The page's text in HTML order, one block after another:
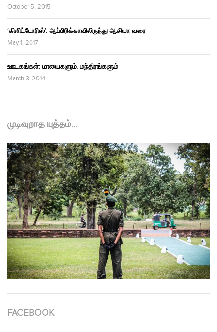
October 5, 2015
‘கிளிட்டோரிஸ்’: ஆப்பிரிக்காவிலிருந்து ஆசியா வரை
May 1, 2017
ஊடகங்கள்: மாயைகளும், மந்திரங்களும்
March 3, 2014
முடிவுறாத யுத்தம்…
FACEBOOK